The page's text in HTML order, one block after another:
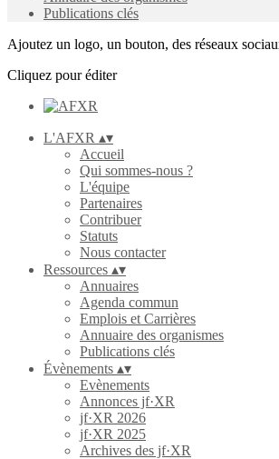
Publications clés
Ajoutez un logo, un bouton, des réseaux
Cliquez pour éditer
L'AFXR ▴▾
Accueil
Qui sommes-nous ?
L'équipe
Partenaires
Contribuer
Statuts
Nous contacter
Ressources ▴▾
Annuaires
Agenda commun
Emplois et Carrières
Annuaire des organismes
Publications clés
Évènements ▴▾
Evènements
Annonces jf·XR
jf·XR 2026
jf·XR 2025
Archives des jf·XR